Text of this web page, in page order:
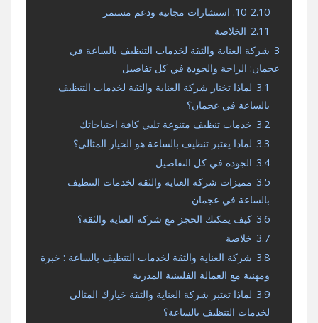
2.10 10. استشارات مجانية ودعم مستمر
2.11 الخلاصة
3 شركة العناية والثقة لخدمات التنظيف بالساعة في
عجمان: الراحة والجودة في كل تفاصيل
3.1 لماذا تختار شركة العناية والثقة لخدمات التنظيف
بالساعة في عجمان؟
3.2 خدمات تنظيف متنوعة تلبي كافة احتياجاتك
3.3 لماذا يعتبر تنظيف بالساعة هو الخيار المثالي؟
3.4 الجودة في كل التفاصيل
3.5 مميزات شركة العناية والثقة لخدمات التنظيف
بالساعة في عجمان
3.6 كيف يمكنك الحجز مع شركة العناية والثقة؟
3.7 خلاصة
3.8 شركة العناية والثقة لخدمات التنظيف بالساعة : خبرة
ومهنية مع العمالة الفلبينية المدربة
3.9 لماذا تعتبر شركة العناية والثقة خيارك المثالي
لخدمات التنظيف بالساعة؟